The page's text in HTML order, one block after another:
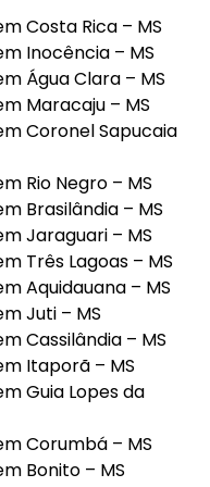
Costa Rica – MS
Inocência – MS
Água Clara – MS
Maracaju – MS
Coronel Sapucaia
Rio Negro – MS
Brasilândia – MS
Jaraguari – MS
Três Lagoas – MS
Aquidauana – MS
Juti – MS
Cassilândia – MS
Itaporã – MS
Guia Lopes da
Corumbá – MS
Bonito – MS